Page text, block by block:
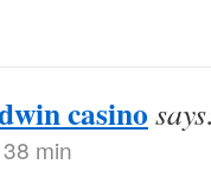
casino
min